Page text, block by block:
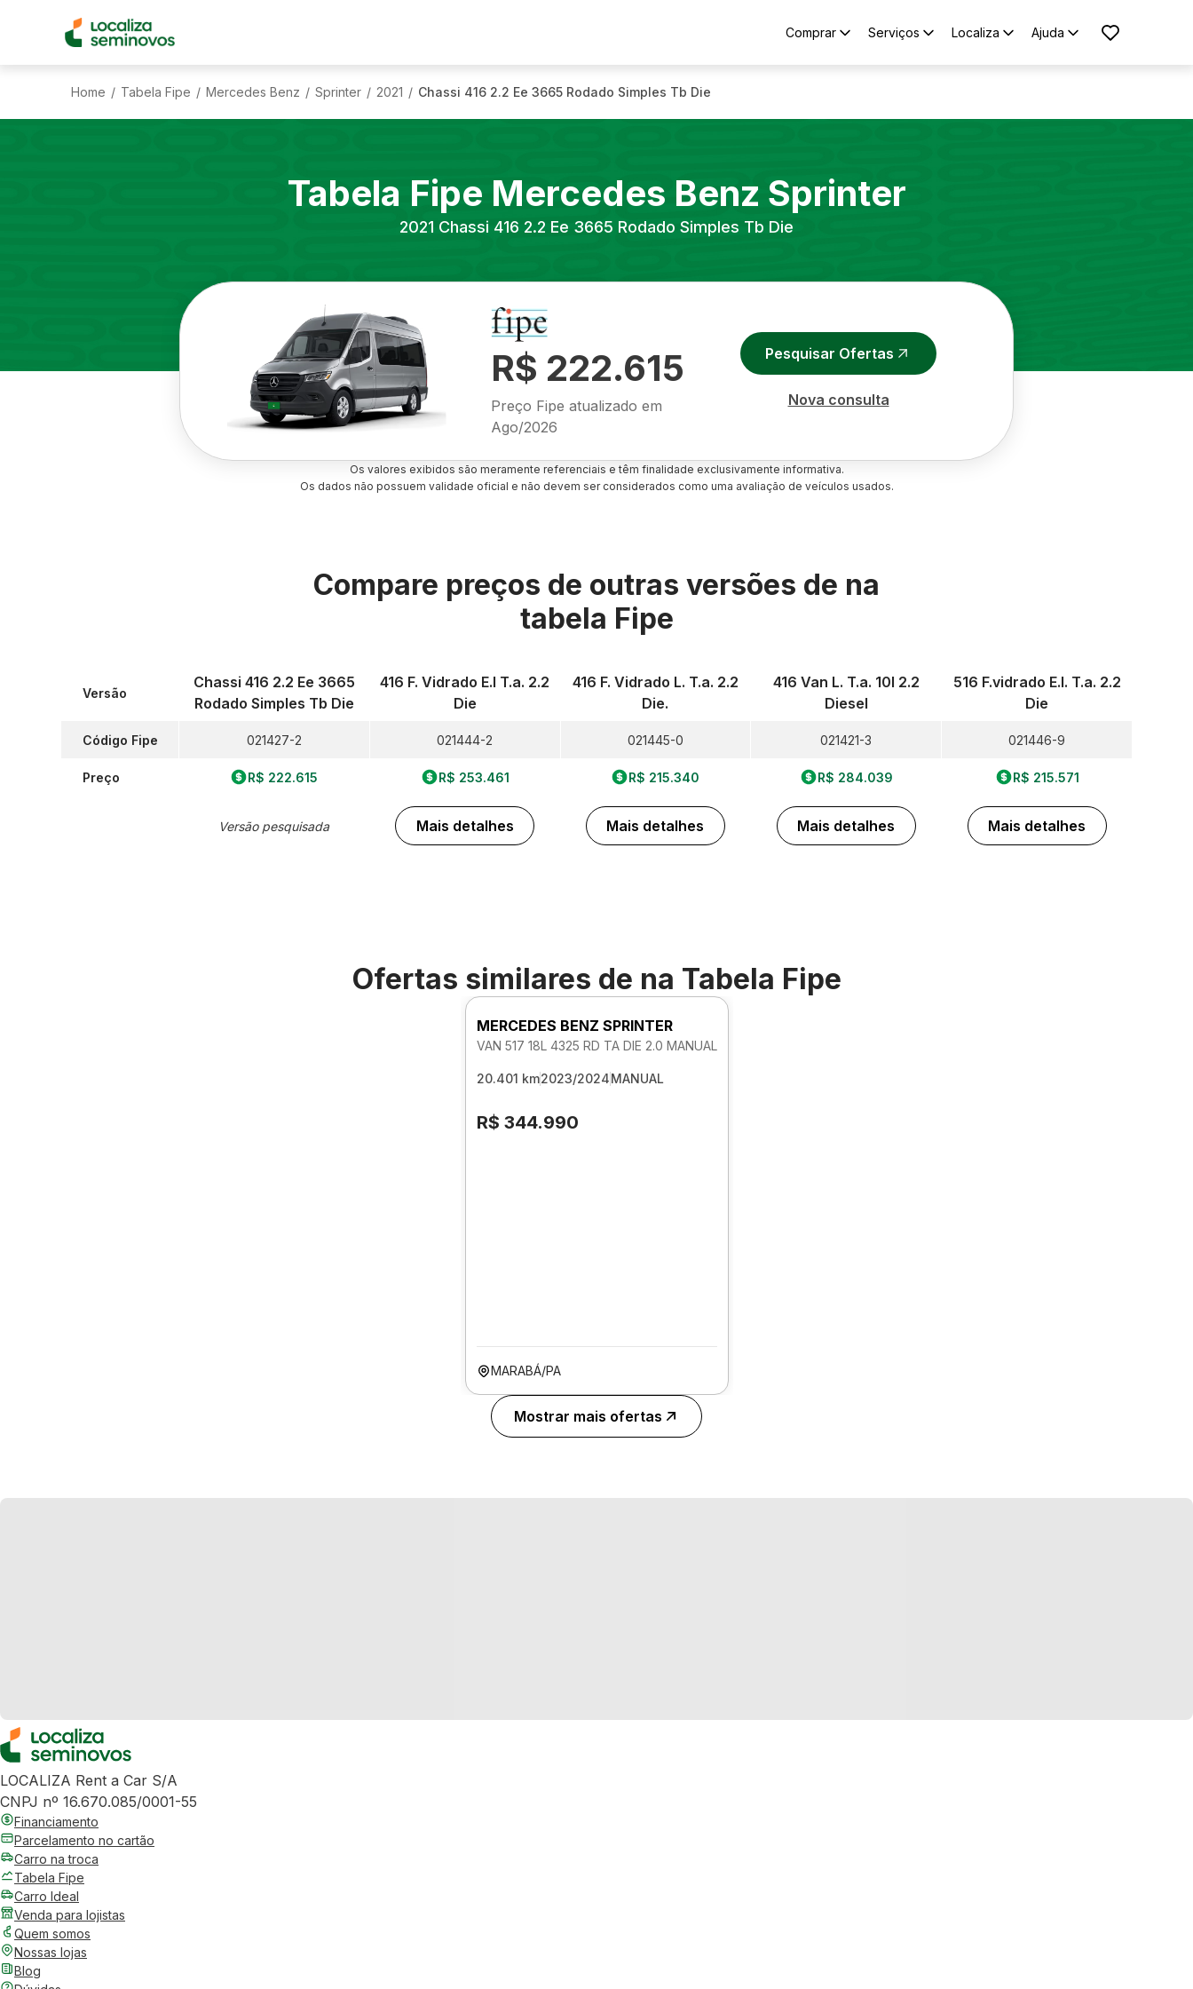
Comprar Serviços Localiza Ajuda
Home / Tabela Fipe / Mercedes Benz / Sprinter / 2021 / Chassi 416 2.2 Ee 3665 Rodado Simples Tb Die
Tabela Fipe Mercedes Benz Sprinter
2021 Chassi 416 2.2 Ee 3665 Rodado Simples Tb Die
R$ 222.615
Preço Fipe atualizado em
Ago/2026
Pesquisar Ofertas
Nova consulta
Os valores exibidos são meramente referenciais e têm finalidade exclusivamente informativa.
Os dados não possuem validade oficial e não devem ser considerados como uma avaliação de veículos usados.
Compare preços de outras versões de na
tabela Fipe
Versão
Código Fipe
Preço
Chassi 416 2.2 Ee 3665
Rodado Simples Tb Die
021427-2
R$ 222.615
Versão pesquisada
416 F. Vidrado E.l T.a. 2.2
Die
021444-2
R$ 253.461
Mais detalhes
416 F. Vidrado L. T.a. 2.2
Die.
021445-0
R$ 215.340
Mais detalhes
416 Van L. T.a. 10l 2.2
Diesel
021421-3
R$ 284.039
Mais detalhes
516 F.vidrado E.l. T.a. 2.2
Die
021446-9
R$ 215.571
Mais detalhes
Ofertas similares de na Tabela Fipe
MERCEDES BENZ SPRINTER
VAN 517 18L 4325 RD TA DIE 2.0 MANUAL
20.401 km2023/2024MANUAL
R$ 344.990
MARABÁ/PA
Mostrar mais ofertas
LOCALIZA Rent a Car S/A
CNPJ nº 16.670.085/0001-55
Financiamento
Parcelamento no cartão
Carro na troca
Tabela Fipe
Carro Ideal
Venda para lojistas
Quem somos
Nossas lojas
Blog